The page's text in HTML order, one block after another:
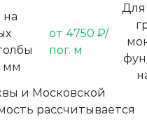
мм
от 4750 ₽/
пог. м
Для
и Московской
рассчитывается